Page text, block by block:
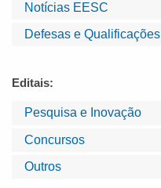
Notícias EESC
Defesas e Qualificações
Editais:
Pesquisa e Inovação
Concursos
Outros